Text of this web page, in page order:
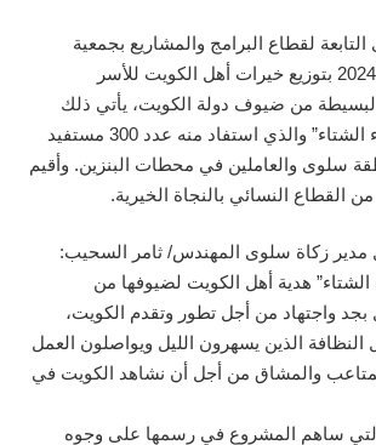
لقطاع البرامج والمشاريع بجمعية
النجاة الخيرية عام 2024 بتوزيع خيرات أهل الكويت للأسر
البسيطة من ضيوف دولة الكويت، يأتي ذلك
ضمن مشروع “دفء الشتاء” والذي استفاد منه عدد 300 مستفيد
سلوى والعاملين في محطات البنزين. وأقيم
القطاع النسائي بالنجاة الخيرية.
مدير زكاة سلوى المهندس/ ثامر السحيب:
هدية أهل الكويت لضيوفها من
بجد واجتهاد من أجل تطور وتقدم الكويت،
الذين يسهرون الليل ويواصلون العمل
والمشاق من أجل أن نشاهد الكويت في
التي ساهم المشروع في رسمها على وجوه